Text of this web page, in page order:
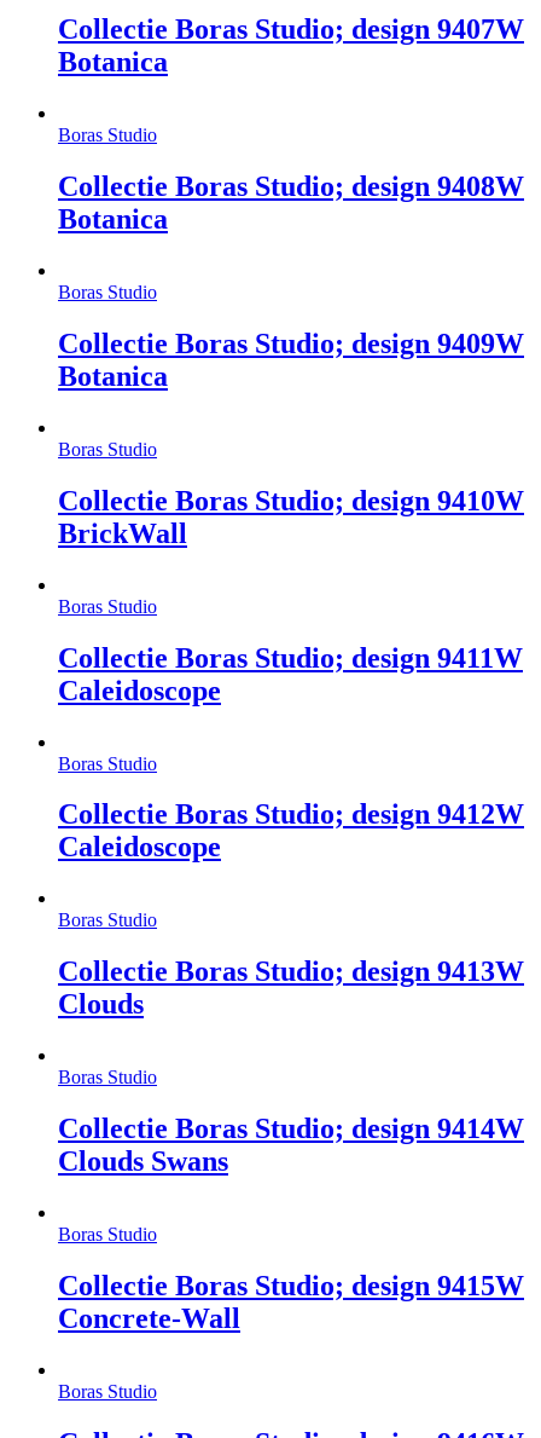
Collectie Boras Studio; design 9407W
Botanica
Boras Studio
Collectie Boras Studio; design 9408W
Botanica
Boras Studio
Collectie Boras Studio; design 9409W
Botanica
Boras Studio
Collectie Boras Studio; design 9410W
BrickWall
Boras Studio
Collectie Boras Studio; design 9411W
Caleidoscope
Boras Studio
Collectie Boras Studio; design 9412W
Caleidoscope
Boras Studio
Collectie Boras Studio; design 9413W
Clouds
Boras Studio
Collectie Boras Studio; design 9414W
Clouds Swans
Boras Studio
Collectie Boras Studio; design 9415W
Concrete-Wall
Boras Studio